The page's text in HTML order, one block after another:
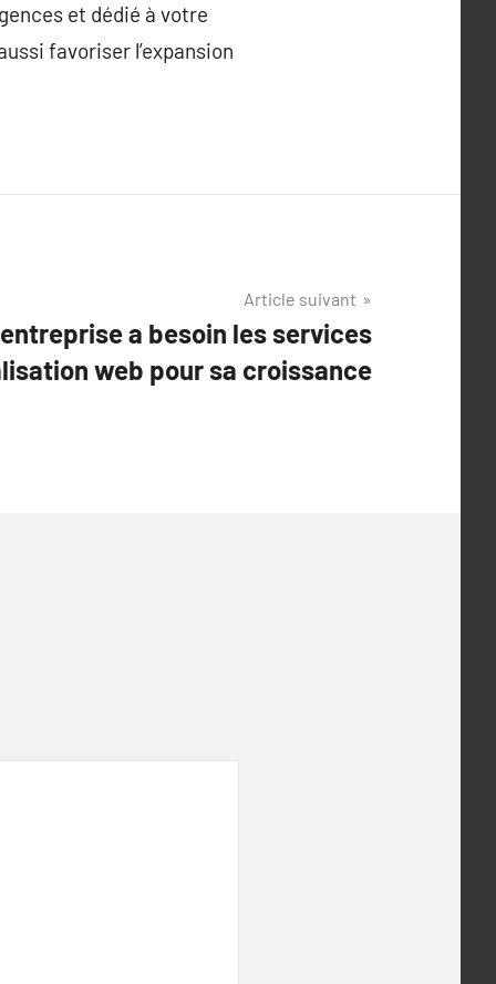
et dédié à votre
favoriser l’expansion
Article suivant
a besoin les services
web pour sa croissance